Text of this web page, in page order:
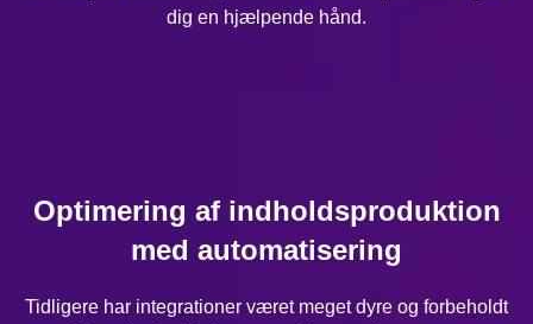
dig en hjælpende hånd.
Optimering af indholdsproduktion
med automatisering
Tidligere har integrationer været meget dyre og forbeholdt